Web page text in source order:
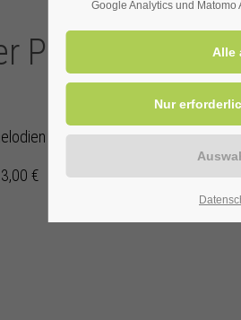
Philakkordia
unterhält das Orchester
€
Google Analytics und Matomo